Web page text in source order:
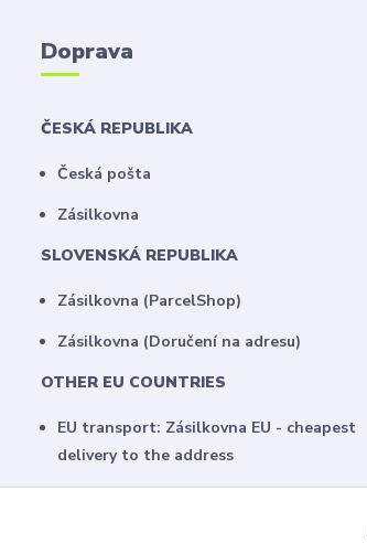
Doprava
ČESKÁ REPUBLIKA
Česká pošta
Zásilkovna
SLOVENSKÁ REPUBLIKA
Zásilkovna (ParcelShop)
Zásilkovna (Doručení na adresu)
OTHER EU COUNTRIES
EU transport: Zásilkovna EU - cheapest
delivery to the address